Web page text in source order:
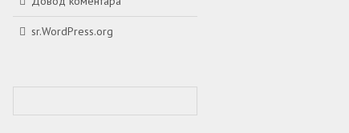
sr.WordPress.org